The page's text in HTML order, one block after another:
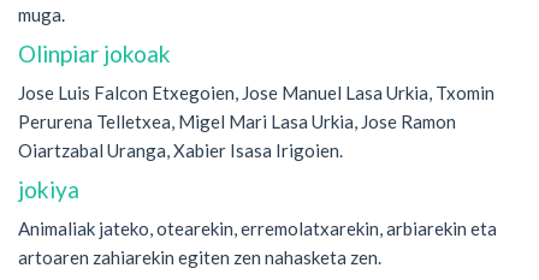
muga.
Olinpiar jokoak
Jose Luis Falcon Etxegoien, Jose Manuel Lasa Urkia, Txomin
Perurena Telletxea, Migel Mari Lasa Urkia, Jose Ramon
Oiartzabal Uranga, Xabier Isasa Irigoien.
jokiya
Animaliak jateko, otearekin, erremolatxarekin, arbiarekin eta
artoaren zahiarekin egiten zen nahasketa zen.